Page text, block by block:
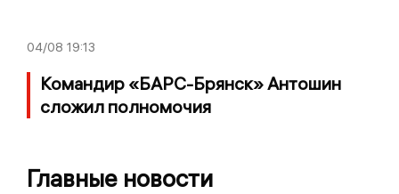
04/08 19:13
Командир «БАРС-Брянск» Антошин
сложил полномочия
Главные новости